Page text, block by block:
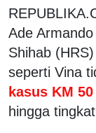
Ade
Shihab
seperti Vina
kasus KM 50
hingga